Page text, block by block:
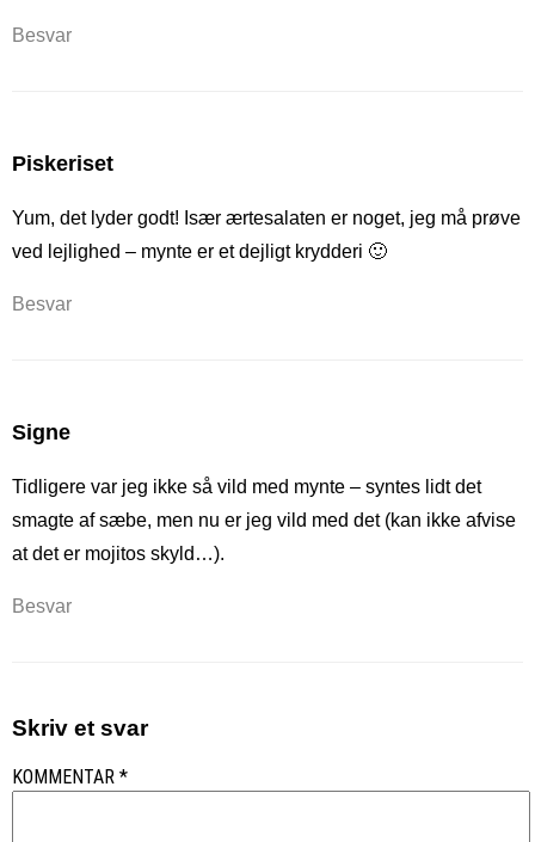
Besvar
Piskeriset
Yum, det lyder godt! Især ærtesalaten er noget, jeg må prøve
ved lejlighed – mynte er et dejligt krydderi 🙂
Besvar
Signe
Tidligere var jeg ikke så vild med mynte – syntes lidt det
smagte af sæbe, men nu er jeg vild med det (kan ikke afvise
at det er mojitos skyld…).
Besvar
Skriv et svar
KOMMENTAR *